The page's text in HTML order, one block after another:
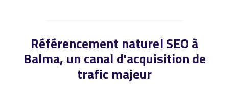
Référencement naturel SEO à
Balma, un canal d'acquisition de
trafic majeur